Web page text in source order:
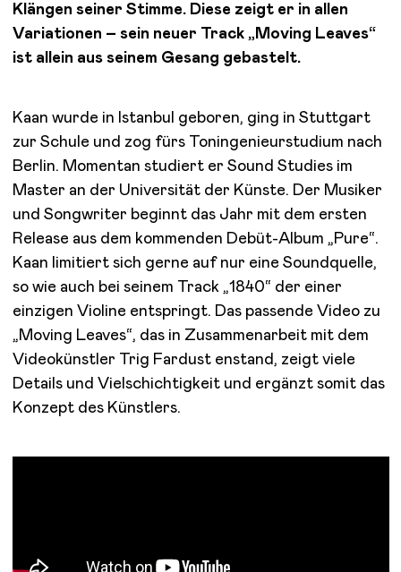
Klängen seiner Stimme. Diese zeigt er in allen
Variationen – sein neuer Track „Moving Leaves“
ist allein aus seinem Gesang gebastelt.
Kaan wurde in Istanbul geboren, ging in Stuttgart
zur Schule und zog fürs Toningenieurstudium nach
Berlin. Momentan studiert er Sound Studies im
Master an der Universität der Künste. Der Musiker
und Songwriter beginnt das Jahr mit dem ersten
Release aus dem kommenden Debüt-Album „Pure“.
Kaan limitiert sich gerne auf nur eine Soundquelle,
so wie auch bei seinem Track „1840“ der einer
einzigen Violine entspringt. Das passende Video zu
„Moving Leaves“, das in Zusammenarbeit mit dem
Videokünstler Trig Fardust enstand, zeigt viele
Details und Vielschichtigkeit und ergänzt somit das
Konzept des Künstlers.